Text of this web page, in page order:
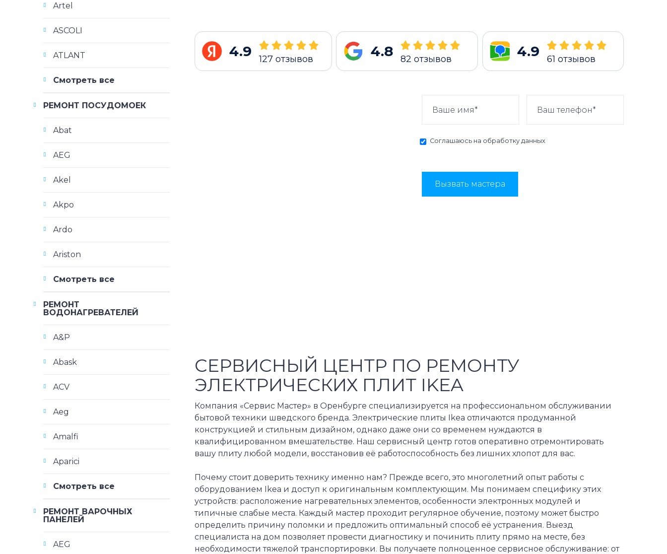
4.9 127 отзывов 4.8 82 отзывов 4.9 61 отзывов
Соглашаюсь на обработку данных
Вызвать мастера
СЕРВИСНЫЙ ЦЕНТР ПО РЕМОНТУ
ЭЛЕКТРИЧЕСКИХ ПЛИТ IKEA
Компания «Сервис Мастер» в Оренбурге специализируется на профессиональном обслуживании
бытовой техники шведского бренда. Электрические плиты Ikea отличаются продуманной
конструкцией и стильным дизайном, однако даже они со временем нуждаются в
квалифицированном вмешательстве. Наш сервисный центр готов оперативно отремонтировать
вашу плиту любой модели, восстановив её работоспособность без лишних хлопот для вас.
Почему стоит доверить технику именно нам? Прежде всего, это многолетний опыт работы с
оборудованием Ikea и доступ к оригинальным комплектующим. Мы понимаем специфику этих
устройств: расположение нагревательных элементов, особенности электронных модулей и
типичные слабые места. Каждый мастер проходит регулярное обучение, поэтому может быстро
определить причину поломки и предложить оптимальный способ её устранения. Выезд
специалиста на дом позволяет провести диагностику и починить плиту прямо на месте, без
необходимости тяжелой транспортировки. Вы получаете полноценное сервисное обслуживание: от
Artel
ASCOLI
ATLANT
Смотреть все
РЕМОНТ ПОСУДОМОЕК
Abat
AEG
Akel
Akpo
Ardo
Ariston
Смотреть все
РЕМОНТ
ВОДОНАГРЕВАТЕЛЕЙ
A&P
Abask
ACV
Aeg
Amalfi
Aparici
Смотреть все
РЕМОНТ ВАРОЧНЫХ
ПАНЕЛЕЙ
AEG